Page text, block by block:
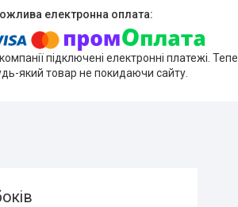
підключені електронні платежі.
який товар не покидаючи сайту.